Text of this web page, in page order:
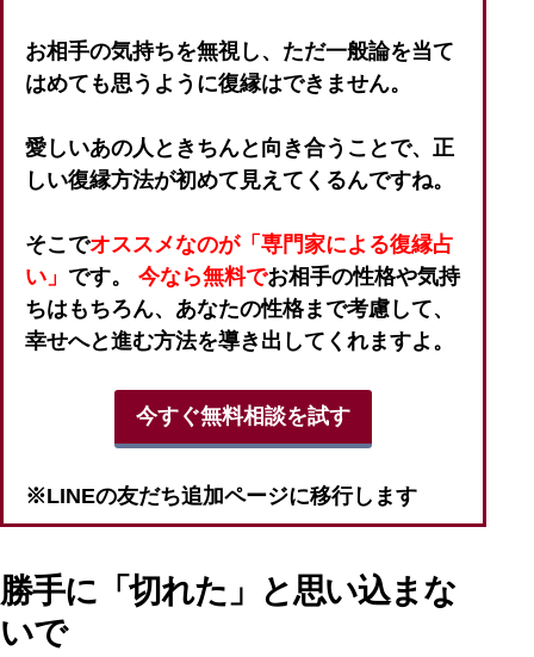
お相手の気持ちを無視し、ただ一般論を当て
はめても思うように復縁はできません。
愛しいあの人ときちんと向き合うことで、正
しい復縁方法が初めて見えてくるんですね。
そこでオススメなのが「専門家による復縁占
い」 です。 今なら無料でお相手の性格や気持
ちはもちろん、あなたの性格まで考慮して、
幸せへと進む方法を導き出してくれますよ。
今すぐ無料相談を試す
※LINEの友だち追加ページに移行します
勝手に「切れた」と思い込まな
いで